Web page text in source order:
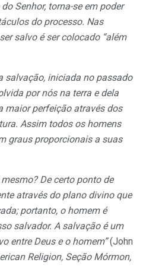
Senhor, torna-se em poder
do processo. Nas
salvo é ser colocado “além
salvação, iniciada no passado
por nós na terra e dela
maior perfeição através dos
Assim todos os homens
graus proporcionais a suas
De certo ponto de
através do plano divino que
portanto, o homem é
salvador. A salvação é um
entre Deus e o homem”(John
Religion, Seção Mórmon,